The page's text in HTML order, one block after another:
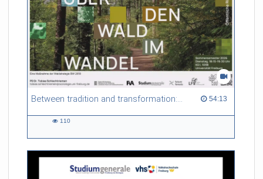
Between tradition and transformation: how owners, advisers and institutions co-create knowledge for resilient forests in Europe 54:13
54:13 duration
110